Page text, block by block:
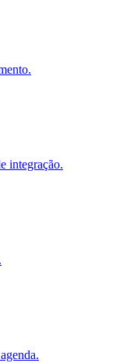
integração.